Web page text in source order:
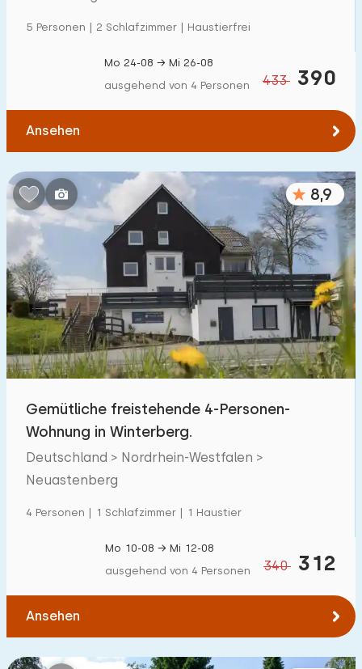
5 Personen | 2 Schlafzimmer | Haustierfrei
433 390
Mo 24-08 → Mi 26-08
ausgehend von 4 Personen
Ansehen
8,9
Gemütliche freistehende 4-Personen-
Wohnung in Winterberg.
Deutschland > Nordrhein-Westfalen >
Neuastenberg
4 Personen | 1 Schlafzimmer | 1 Haustier
340 312
Mo 10-08 → Mi 12-08
ausgehend von 4 Personen
Ansehen